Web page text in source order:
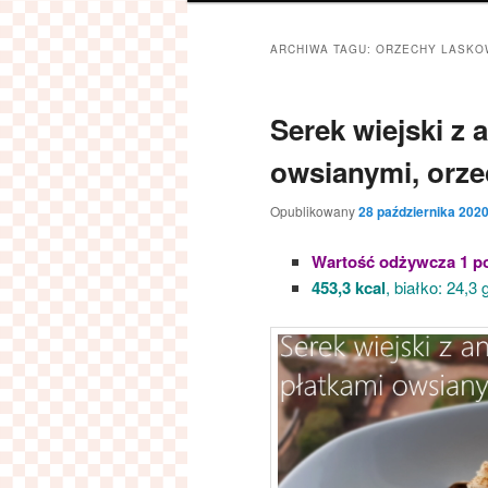
ARCHIWA TAGU: ORZECHY
Serek wiejski z
owsianymi,
Opublikowany28 października 2020
Wartość odżywcza 1
453,3 kcal, białko: 24,3